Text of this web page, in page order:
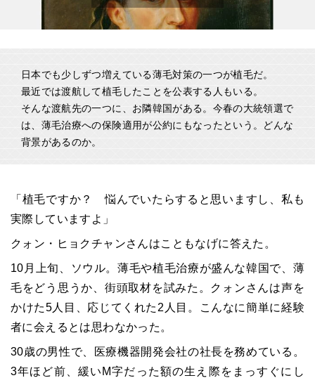
日本でも少しずつ増えている薄毛対策の一つが植毛だ。
最近では渡航して植毛したことを公表する人もいる。
そんな渡航先の一つに、お隣韓国がある。今春の大統領選で
は、薄毛治療への保険適用が公約にもなったという。どんな
背景があるのか。
「植毛ですか？ 悩んでいたらすると思いますし、私も
実際していますよ」
クォン・ヒョクチャンさんはこともなげに答えた。
10月上旬、ソウル。薄毛や植毛治療が盛んな韓国で、薄
毛をどう思うか、街頭取材を試みた。クォンさんは声を
かけた5人目、応じてくれた2人目。こんなに簡単に経験
者に会えるとは思わなかった。
30歳の男性で、医療機器開発会社の社長を務めている。
3年ほど前、緩いM字だった額の生え際をまっすぐにし